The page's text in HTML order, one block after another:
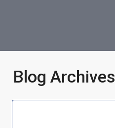
Blog Archives